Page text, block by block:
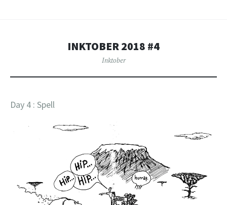
INKTOBER 2018 #4
Inktober
Day 4 : Spell